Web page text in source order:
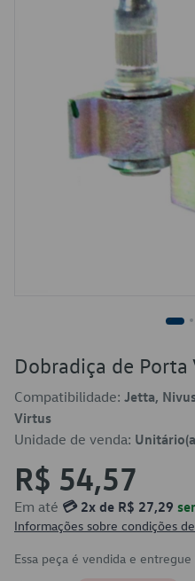
Dobradiça de
Compatibilidade: Jetta,
Virtus
Unidade de venda:
R$ 54,57
Em até 💳 2x de R$ 27,29
Informações sobre condições
Essa peça é vendida e entregue